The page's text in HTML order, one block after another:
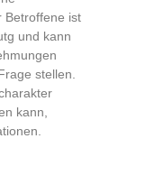
Betroffene ist
und kann
stellen.
kann,